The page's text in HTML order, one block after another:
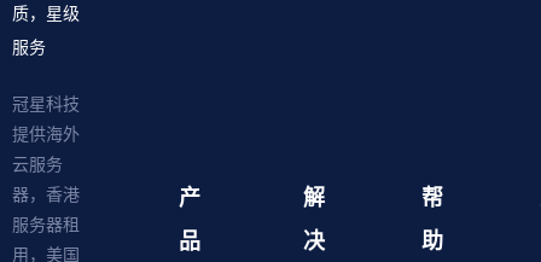
质，星级
服务
冠星科技
提供海外
云服务
器，香港
服务器租
用，美国
产
品
解
决
帮
助